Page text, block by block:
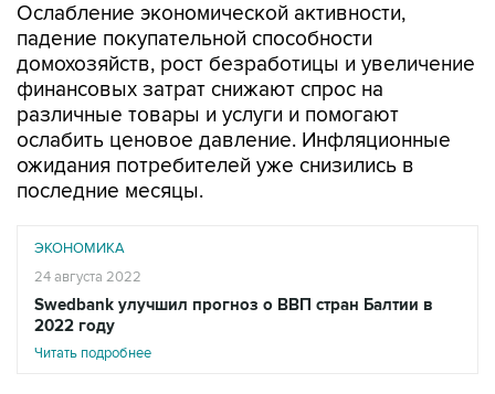
Ослабление экономической активности,
падение покупательной способности
домохозяйств, рост безработицы и увеличение
финансовых затрат снижают спрос на
различные товары и услуги и помогают
ослабить ценовое давление. Инфляционные
ожидания потребителей уже снизились в
последние месяцы.
ЭКОНОМИКА
24 августа 2022
Swedbank улучшил прогноз о ВВП стран Балтии в
2022 году
Читать подробнее